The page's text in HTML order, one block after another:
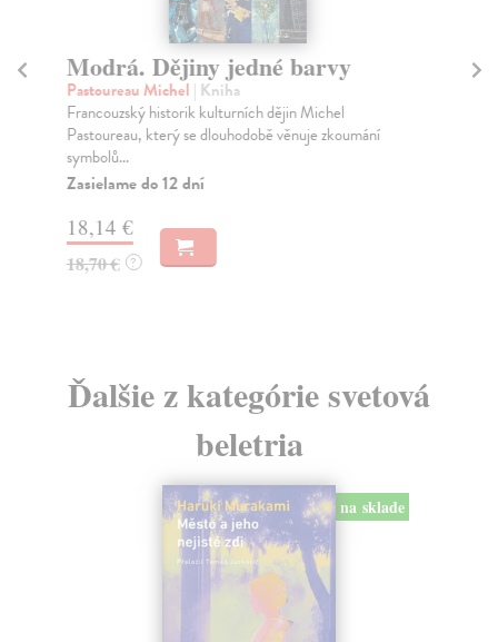
Modrá. Dějiny jedné barvy
Pastoureau Michel | Kniha
Francouzský historik kulturních dějin Michel
Pastoureau, který se dlouhodobě věnuje zkoumání
symbolů...
Zasielame do 12 dní
18,14 €
18,70 € ?
Ďalšie z kategórie svetová
beletria
na sklade